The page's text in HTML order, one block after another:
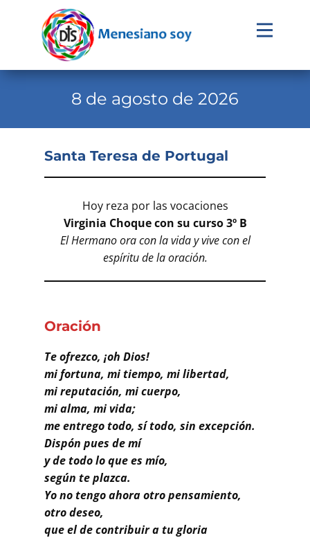
Evangelio
Institucional
Familia Menesiana
Pastoral Vocacional
Contacto
8 de agosto de 2026
Santa Teresa de Portugal
Hoy reza por las vocaciones
Virginia Choque con su curso 3º B
El Hermano ora con la vida y vive con el
espíritu de la oración.
Oración
Te ofrezco, ¡oh Dios!
mi fortuna, mi tiempo, mi libertad,
mi reputación, mi cuerpo,
mi alma, mi vida;
me entrego todo, sí todo, sin excepción.
Dispón pues de mí
y de todo lo que es mío,
según te plazca.
Yo no tengo ahora otro pensamiento,
otro deseo,
que el de contribuir a tu gloria